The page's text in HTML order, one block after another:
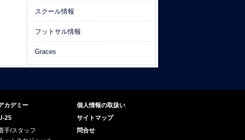
スクール情報
フットサル情報
Graces
カデミー
25
手/スタッフ
個人情報の取扱い
サイトマップ
問合せ